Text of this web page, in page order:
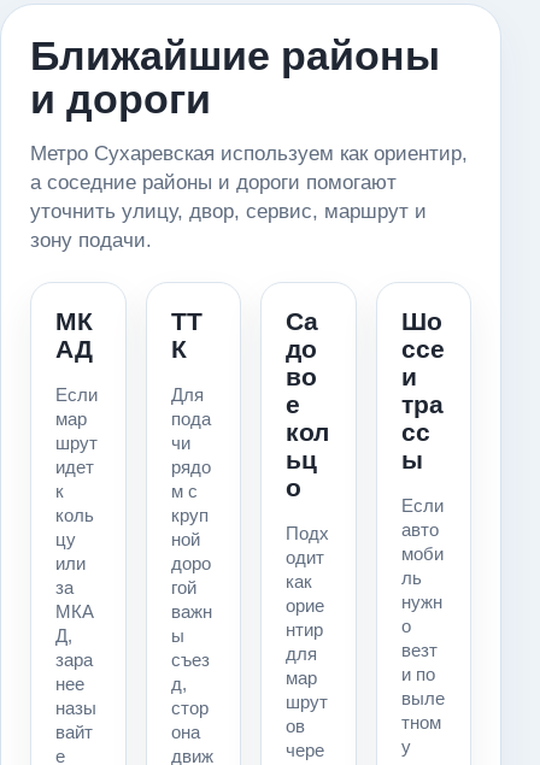
Ближайшие районы
и дороги
Метро Сухаревская используем как ориентир,
а соседние районы и дороги помогают
уточнить улицу, двор, сервис, маршрут и
зону подачи.
МК
АД
Если
мар
шрут
идет
к
коль
цу
или
за
МКА
Д,
зара
нее
назы
вайт
е
ТТ
К
Для
пода
чи
рядо
м с
круп
ной
доро
гой
важн
ы
съез
д,
стор
она
движ
Са
до
во
е
кол
ьц
о
Подх
одит
как
орие
нтир
для
мар
шрут
ов
чере
Шо
ссе
и
тра
сс
ы
Если
авто
моби
ль
нужн
о
везт
и по
выле
тном
у